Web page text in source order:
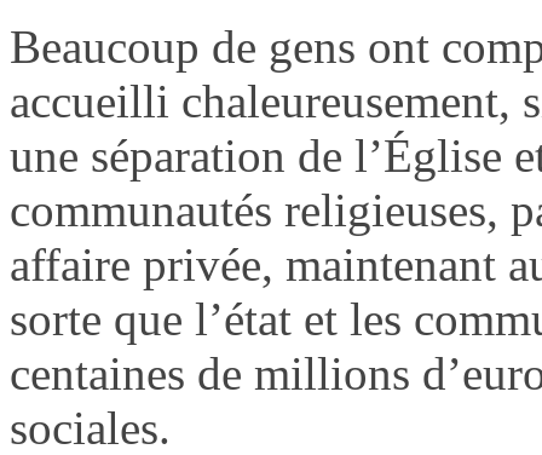
Beaucoup de gens ont
accueilli chaleureusement,
une séparation de l’Église
communautés religieuses,
affaire privée, maintenant
sorte que l’état et les
centaines de millions
sociales.